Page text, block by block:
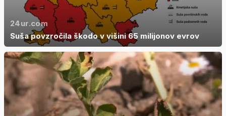
24ur.com
Suša povzročila škodo v višini 65 milijonov evrov